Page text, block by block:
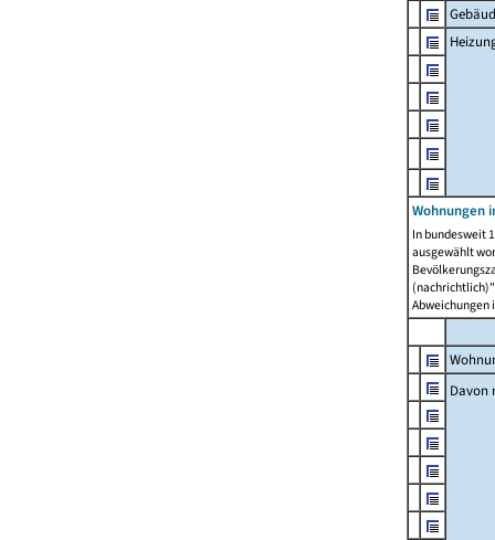
Wohnungen
In bundesweit
ausgewählt
Abweichungen
Davon